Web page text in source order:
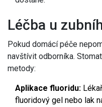
Léčba u
Pokud domácí péče
navštívit odborníka.
metody:
Aplikace fluoridu:
fluoridový gel nebo lak